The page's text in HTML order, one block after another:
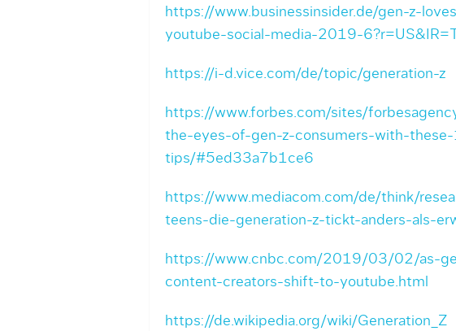
https://www.businessinsider.de/gen-z-
youtube-social-media-2019-6?r=US&IR=T
https://i-d.vice.com/de/topic/generation-z
https://www.forbes.com/sites/
the-eyes-of-gen-z-consumers-with-
tips/#5ed33a7b1ce6
https://www.mediacom.com/de/think/
teens-die-generation-z-tickt-anders-als-
https://www.cnbc.com/2019/03/02/as-
content-creators-shift-to-youtube.html
https://de.wikipedia.org/wiki/Generation_Z